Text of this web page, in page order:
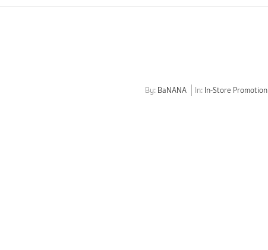
By: BaNANA In: In-Store Promotion